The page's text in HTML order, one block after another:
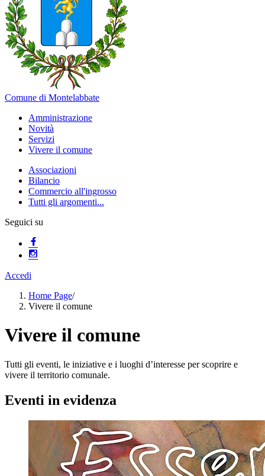
Comune di Montelabbate
Amministrazione
Novità
Servizi
Vivere il comune
Associazioni
Bilancio
Commercio all'ingrosso
Tutti gli argomenti...
Seguici su
Accedi
Home Page/
Vivere il comune
Vivere il comune
Tutti gli eventi, le iniziative e i luoghi d’interesse per scoprire e
vivere il territorio comunale.
Eventi in evidenza